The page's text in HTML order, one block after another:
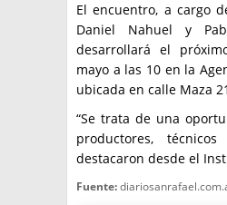
El encuentro, a cargo
Daniel Nahuel y
desarrollará el
mayo a las 10 en la
ubicada en calle Maza
“Se trata de una
productores,
destacaron desde el
Fuente: